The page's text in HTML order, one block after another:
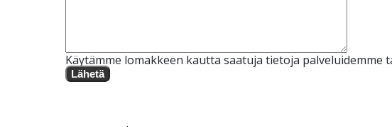
Käytämme lomakkeen kautta saatuja tietoja
Lähetä